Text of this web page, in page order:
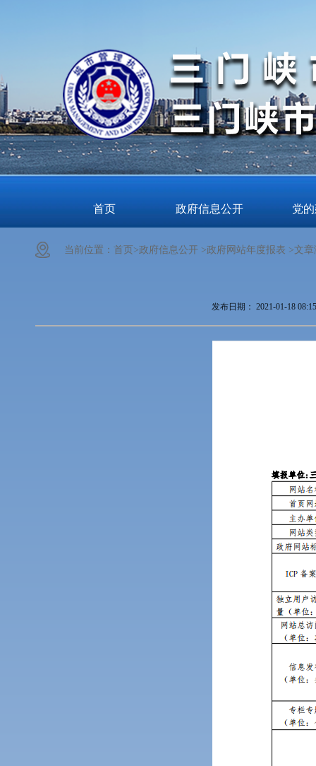
首页 政府信息公开 党
当前位置： 首页>政府信息公开 >政府网站年度报表 >文章
发布日期： 2021-01-18 08:15